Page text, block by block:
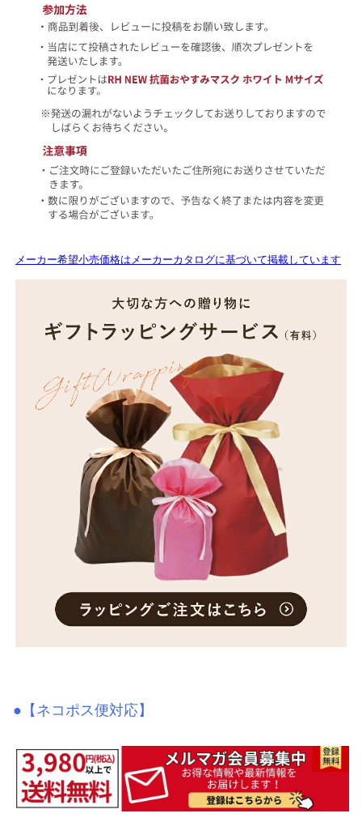
メーカー希望小売価格はメーカーカタログに基づいて掲載しています
●【ネコポス便対応】